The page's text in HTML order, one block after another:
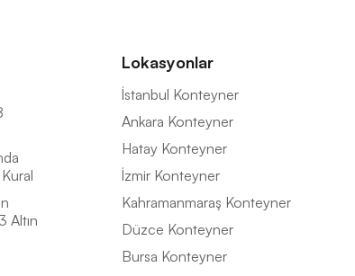
Altın
Lokasyonlar
İstanbul Konteyner
Ankara Konteyner
Hatay Konteyner
İzmir Konteyner
Kahramanmaraş Konteyner
Düzce Konteyner
Bursa Konteyner